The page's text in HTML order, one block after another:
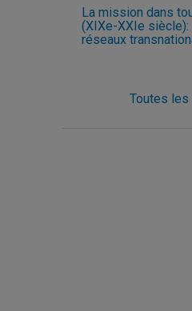
La mission dans
(XIXe-XXIe
réseaux
Toutes